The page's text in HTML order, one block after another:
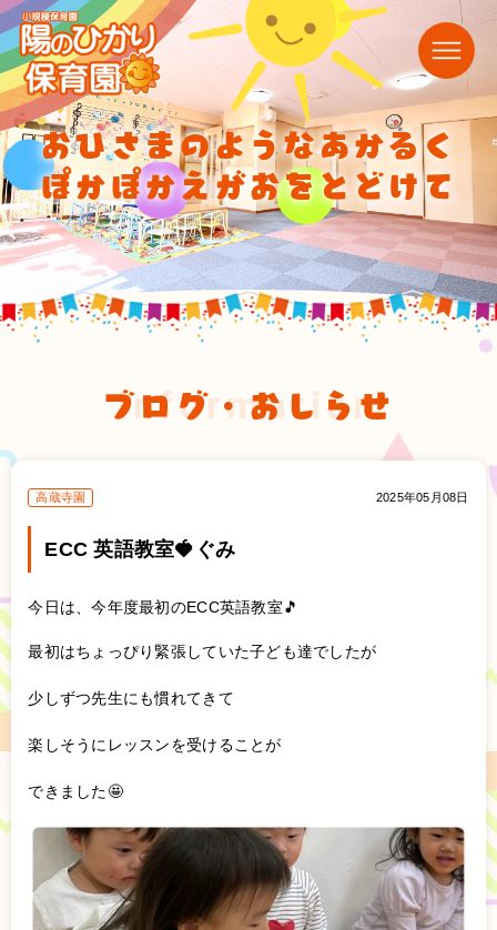
おひさまのようなあかるく
ぽかぽかえがおをとどけて
ブログ・おしらせ
information
高蔵寺園 2025年05月08日
ECC 英語教室🍓ぐみ
今日は、今年度最初のECC英語教室🎵
最初はちょっぴり緊張していた子ども達でしたが
少しずつ先生にも慣れてきて
楽しそうにレッスンを受けることが
できました🤩